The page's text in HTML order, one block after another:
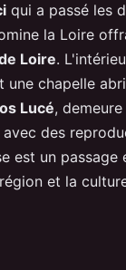
qui a passé les
la Loire
Loire.
une chapelle
Lucé,
des
est un
et la